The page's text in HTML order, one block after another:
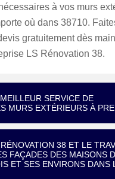
à vos murs
où dans 38710.
gratuitement dès
LS Rénovation 38.
SERVICE DE
MURS EXTÉRIEURS À
38 ET LE
FAÇADES DES MAISONS
ET SES ENVIRONS DANS